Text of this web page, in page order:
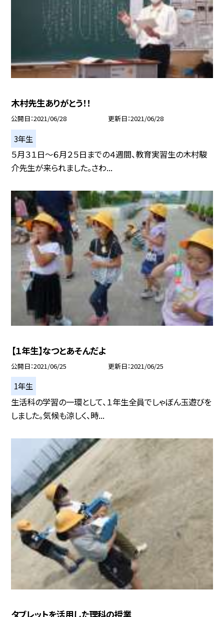
木村先生ありがとう！！
公開日 2021/06/28 更新日 2021/06/28
3年生
５月３１日〜６月２５日までの４週間、教育実習生の木村駿
介先生が来られました。さわ...
【１年生】なつとあそんだよ
公開日 2021/06/25 更新日 2021/06/25
1年生
生活科の学習の一環として、１年生全員でしゃぼん玉遊びを
しました。気候も涼しく、時...
タブレットを活用した理科の授業